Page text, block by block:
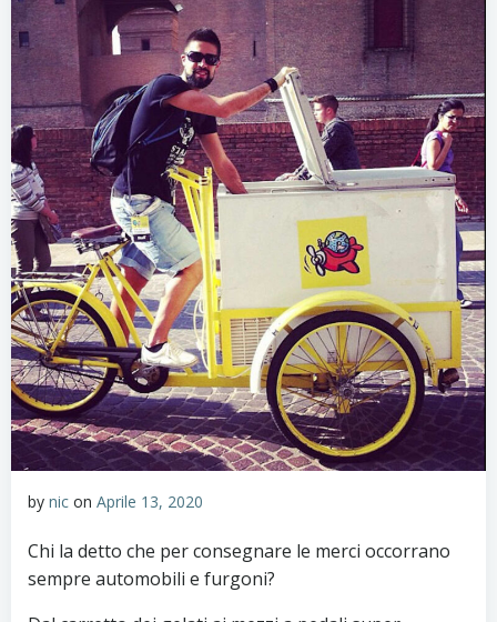
by nic on Aprile 13, 2020
Chi la detto che per consegnare le merci occorrano
sempre automobili e furgoni?